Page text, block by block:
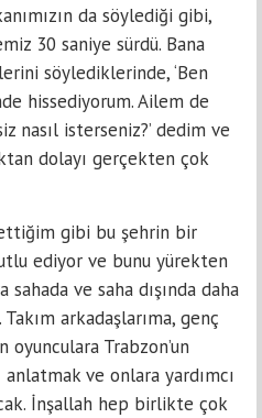
da söylediği gibi,
30 saniye sürdü. Bana
söylediklerinde, ‘Ben
hissediyorum. Ailem de
nasıl isterseniz?’ dedim ve
dolayı gerçekten çok
gibi bu şehrin bir
ediyor ve bunu yürekten
sahada ve saha dışında daha
arkadaşlarıma, genç
Trabzon’un
ve onlara yardımcı
İnşallah hep birlikte çok